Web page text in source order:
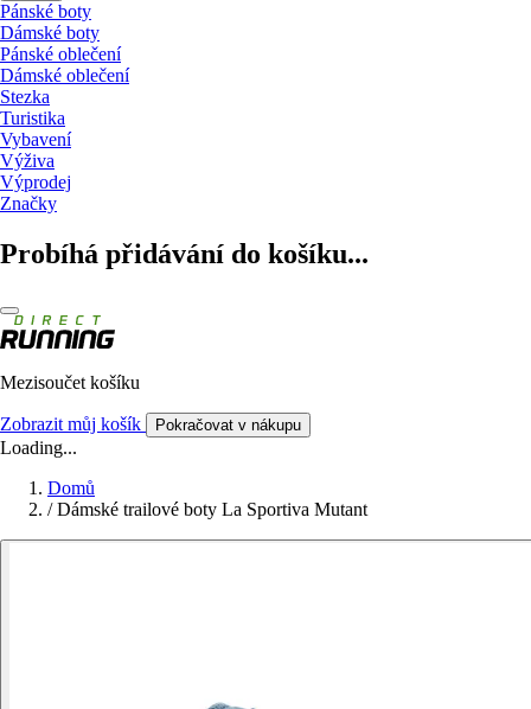
Pánské boty
Dámské boty
Pánské oblečení
Dámské oblečení
Stezka
Turistika
Vybavení
Výživa
Výprodej
Značky
Probíhá přidávání do košíku...
Mezisoučet košíku
Zobrazit můj košík Pokračovat v nákupu
Loading...
Domů
/ Dámské trailové boty La Sportiva Mutant